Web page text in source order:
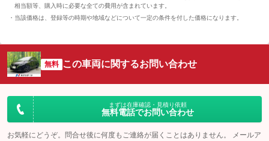
相当額等、購入時に必要な全ての費用が含まれています。
当該価格は、登録等の時期や地域などについて一定の条件を付した価格になります。
無料 この車両に関するお問い合わせ
まずは在庫確認・見積り依頼
無料電話でお問い合わせ
お気軽にどうぞ。問合せ後に何度もご連絡が届くことはありません。 メールア